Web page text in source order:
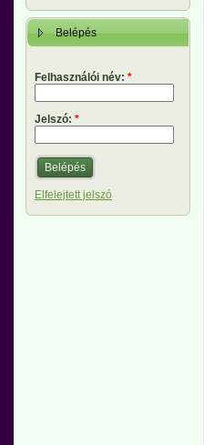
Belépés
Felhasználói név: *
Jelszó: *
Elfelejtett jelszó